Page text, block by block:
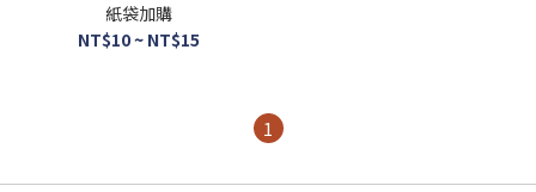
紙袋加購
NT$10 ~ NT$15
1